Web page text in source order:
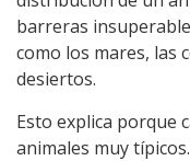
barreras
como los mares, las
desiertos.
Esto explica porque
animales muy típicos.